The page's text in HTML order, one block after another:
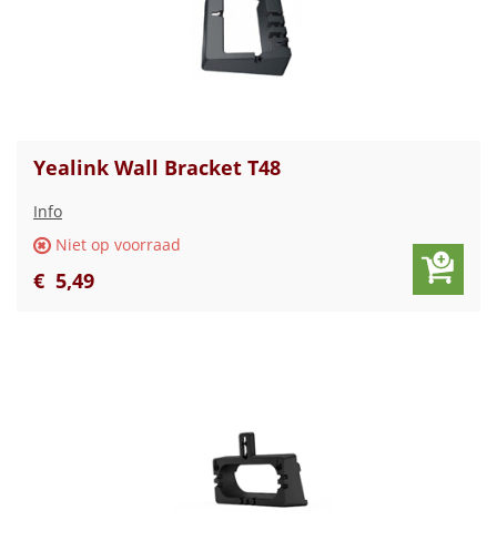
Yealink Wall Bracket T48
Info
Niet op voorraad
€ 5,49